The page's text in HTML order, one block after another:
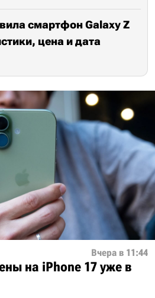
смартфон Galaxy Z
цена и дата
Вчера в 11:44
на iPhone 17 уже в